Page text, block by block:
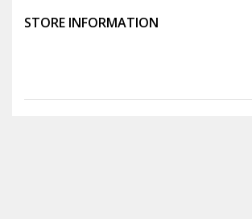
STORE INFORMATION